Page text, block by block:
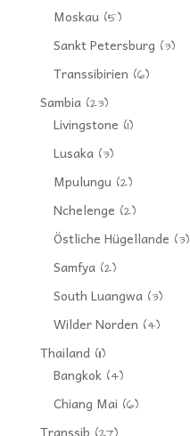
Moskau(5)
Sankt Petersburg (3)
Transsibirien (6)
Sambia(23)
Livingstone (1)
Lusaka(3)
Mpulungu(2)
Nchelenge (2)
Östliche Hügellande (3)
Samfya(2)
South Luangwa(3)
Wilder Norden (4)
Thailand(11)
Bangkok(4)
Chiang Mai (6)
Transsib